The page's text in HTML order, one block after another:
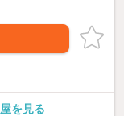
を見る